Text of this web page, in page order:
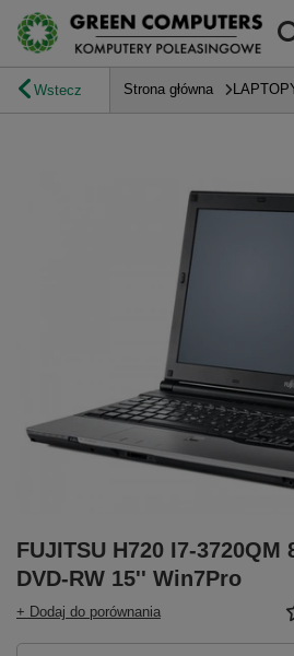
Wstecz Strona główna
FUJITSU H720 I7-3720QM
DVD-RW 15'' Win7Pro
+ Dodaj do porównania